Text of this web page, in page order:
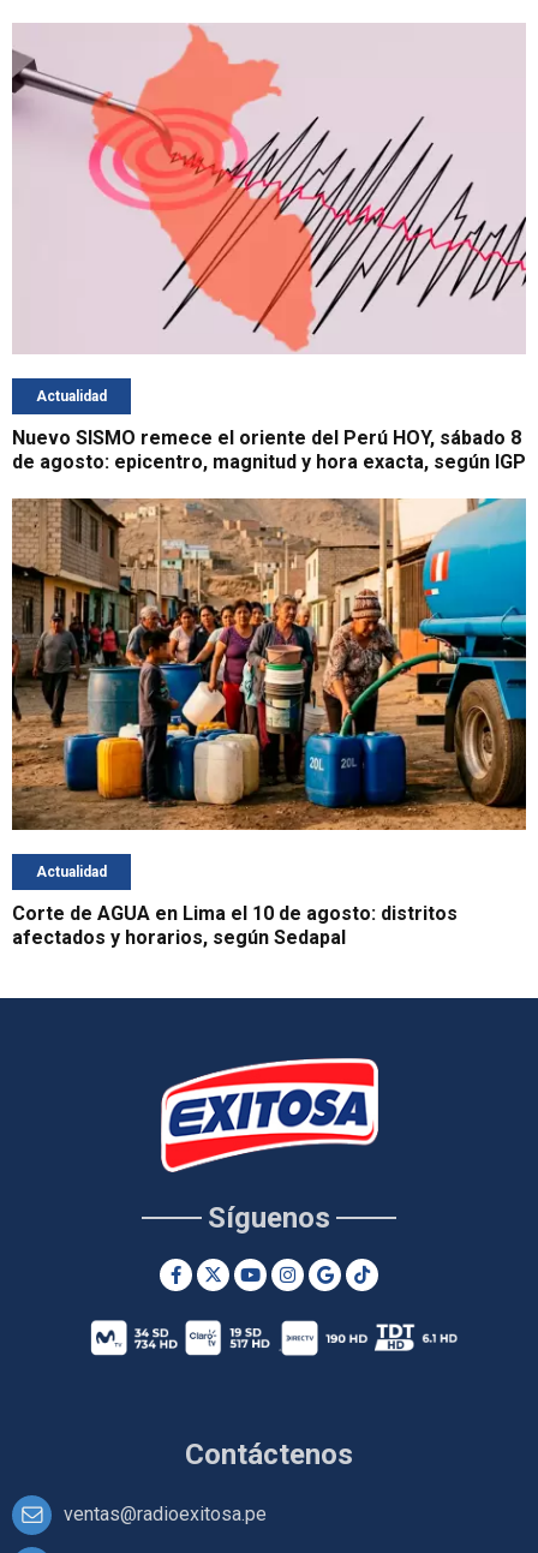
Actualidad
Nuevo SISMO remece el oriente del Perú HOY, sábado 8
de agosto: epicentro, magnitud y hora exacta, según IGP
Actualidad
Corte de AGUA en Lima el 10 de agosto: distritos
afectados y horarios, según Sedapal
Contáctenos
ventas@radioexitosa.pe
Síguenos